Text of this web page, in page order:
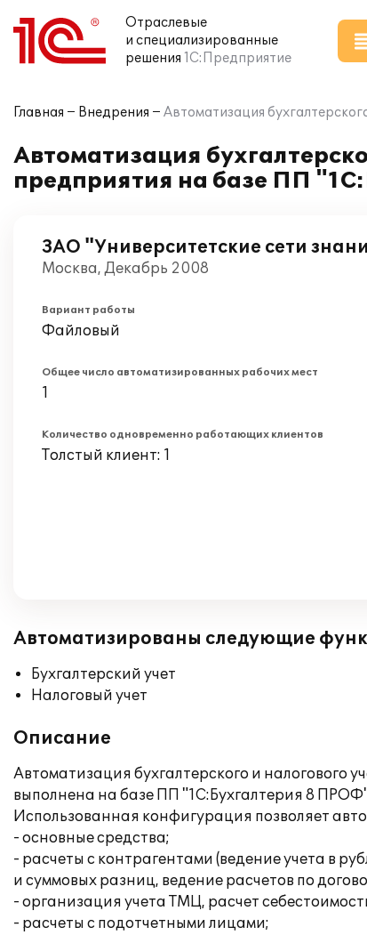
Отраслевые
и специализированные
решения 1С:Предприятие
Главная Внедрения Автоматизация
Автоматизация
предприятия на базе ПП
ЗАО "Университетские сети
Москва, Декабрь 2008
Вариант работы
Файловый
Общее число автоматизированных рабочих мест
1
Количество одновременно работающих клиентов
Толстый клиент: 1
Автоматизированы следующие
Бухгалтерский учет
Налоговый учет
Описание
Автоматизация бухгалтерского и налогового
выполнена на базе ПП "1С:Бухгалтерия 8
Использованная конфигурация позволяет
- основные средства;
- расчеты с контрагентами (ведение учета в
и суммовых разниц, ведение расчетов по
- организация учета ТМЦ, расчет
- расчеты с подотчетными лицами;